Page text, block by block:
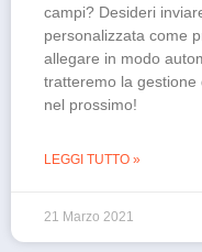
campi? Desideri
personalizzata come
allegare in modo
tratteremo la gestione
nel prossimo!
LEGGI TUTTO »
21 Marzo 2021